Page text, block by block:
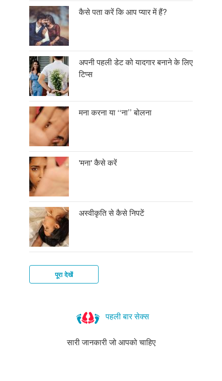
कैसे पता करें कि आप प्यार में हैं?
अपनी पहली डेट को यादगार बनाने के लिए
टिप्स
मना करना या ‘‘ना’’ बोलना
'मना' कैसे करें
अस्वीकृति से कैसे निपटें
पूरा देखें
पहली बार सेक्स
सारी जानकारी जो आपको चाहिए